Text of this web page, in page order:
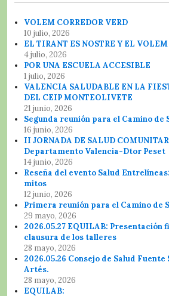
VOLEM CORREDOR VERD
10 julio, 2026
EL TIRANT ES NOSTRE Y EL VOLEM
4 julio, 2026
POR UNA ESCUELA ACCESIBLE
1 julio, 2026
VALENCIA SALUDABLE EN LA
DEL CEIP MONTEOLIVETE
21 junio, 2026
Segunda reunión para el Camino de
16 junio, 2026
II JORNADA DE SALUD
Departamento Valencia-Dtor Peset
14 junio, 2026
Reseña del evento Salud
mitos
12 junio, 2026
Primera reunión para el Camino de
29 mayo, 2026
2026.05.27 EQUILAB:
clausura de los talleres
28 mayo, 2026
2026.05.26 Consejo de Salud
Artés.
28 mayo, 2026
EQUILAB: